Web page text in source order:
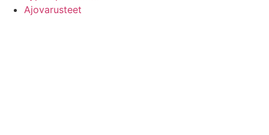
Ajovarusteet